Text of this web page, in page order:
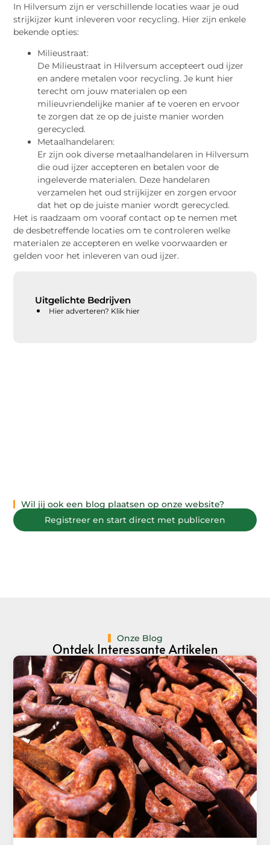
In Hilversum zijn er verschillende locaties waar je oud
strijkijzer kunt inleveren voor recycling. Hier zijn enkele
bekende opties:
Milieustraat:
De Milieustraat in Hilversum accepteert oud ijzer
en andere metalen voor recycling. Je kunt hier
terecht om jouw materialen op een
milieuvriendelijke manier af te voeren en ervoor
te zorgen dat ze op de juiste manier worden
gerecycled.
Metaalhandelaren:
Er zijn ook diverse metaalhandelaren in Hilversum
die oud ijzer accepteren en betalen voor de
ingeleverde materialen. Deze handelaren
verzamelen het oud strijkijzer en zorgen ervoor
dat het op de juiste manier wordt gerecycled.
Het is raadzaam om vooraf contact op te nemen met
de desbetreffende locaties om te controleren welke
materialen ze accepteren en welke voorwaarden er
gelden voor het inleveren van oud ijzer.
Uitgelichte Bedrijven
Hier adverteren? Klik hier
Wil jij ook een blog plaatsen op onze website?
Registreer en start direct met publiceren
Onze Blog
Ontdek Interessante Artikelen